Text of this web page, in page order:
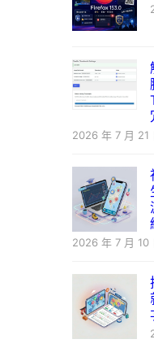
2026 年 7 月 21
2026 年 7 月 10